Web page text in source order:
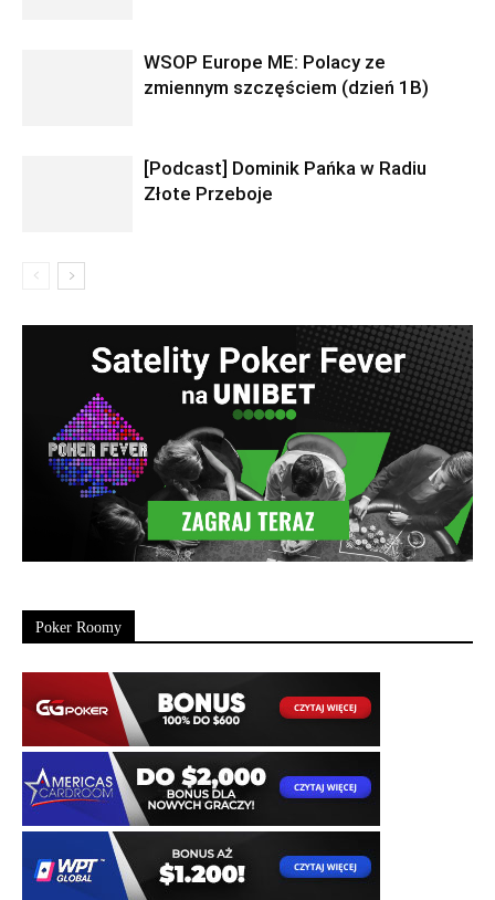
WSOP Europe ME: Polacy ze
zmiennym szczęściem (dzień 1B)
[Podcast] Dominik Pańka w Radiu
Złote Przeboje
Poker Roomy